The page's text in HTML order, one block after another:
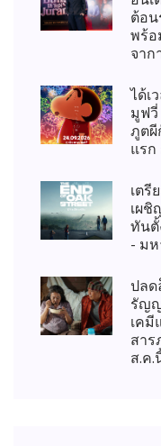
ต้อน
พร้อ
จาก
ได้เ
มูฟ
ภูตผี
แร
เตรี
เผ
ทันตั้
- ม
ปลด
รัญญ
เคมี
สาร
ส.ค.